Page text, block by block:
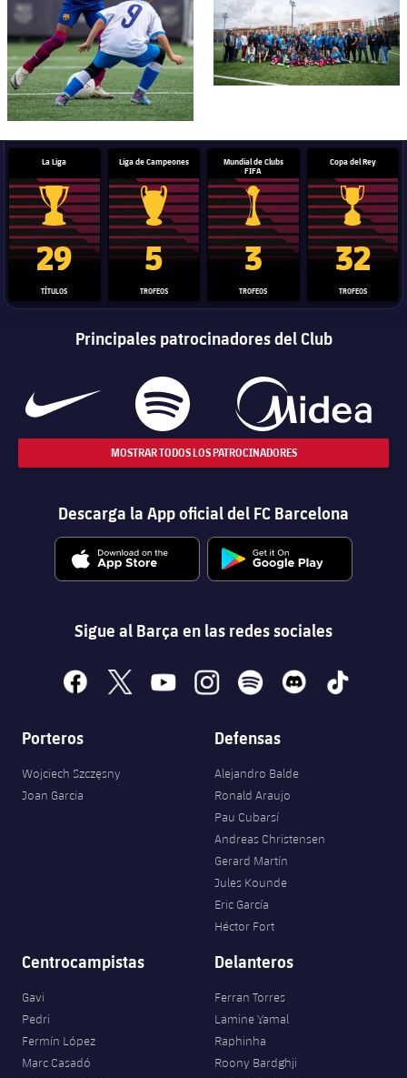
La Liga
Trofeo de La Liga
29
TÍTULOS
Liga de Campeones
Trofeo de la Liga de Campeones
5
TROFEOS
Mundial de Clubs
FIFA
Trofeo del Mundial de
3
TROFEOS
Copa del Rey
Copa del
32
TROFEOS
Principales patrocinadores del Club
MOSTRAR TODOS LOS PATROCINADORES
Descarga la App oficial del FC Barcelona
Sigue al Barça en las redes sociales
facebook
x youtubeinstagramspotify discord tiktok
Porteros
Wojciech Szczęsny
Joan Garcia
Defensas
Alejandro Balde
Ronald Araujo
Pau Cubarsí
Andreas Christensen
Gerard Martín
Jules Kounde
Eric García
Héctor Fort
Centrocampistas
Gavi
Pedri
Fermín López
Marc Casadó
Delanteros
Ferran Torres
Lamine Yamal
Raphinha
Roony Bardghji